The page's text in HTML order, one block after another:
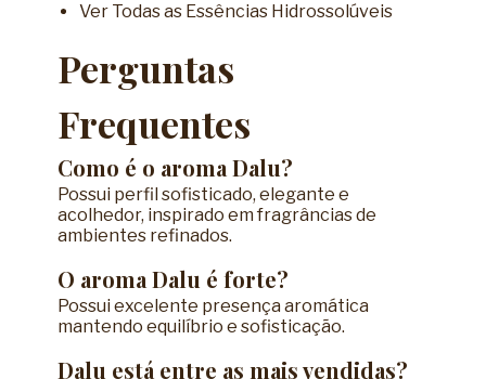
Ver Todas as Essências Hidrossolúveis
Perguntas
Frequentes
Como é o aroma Dalu?
Possui perfil sofisticado, elegante e
acolhedor, inspirado em fragrâncias de
ambientes refinados.
O aroma Dalu é forte?
Possui excelente presença aromática
mantendo equilíbrio e sofisticação.
Dalu está entre as mais vendidas?